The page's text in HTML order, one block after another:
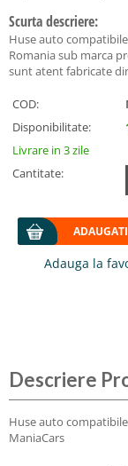
Scurta descriere:
Huse auto
Romania sub marca
sunt atent fabricate
COD:
Disponibilitate:
Livrare in 3 zile
Cantitate:
Descriere
Huse auto
ManiaCars